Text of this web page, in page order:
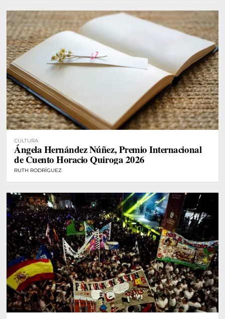
CULTURA
Ángela Hernández Núñez, Premio Internacional
de Cuento Horacio Quiroga 2026
RUTH RODRÍGUEZ